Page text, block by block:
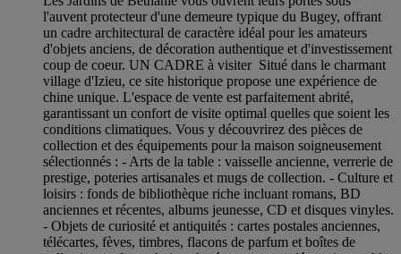
l'auvent protecteur d'une demeure typique du Bugey, offrant
un cadre architectural de caractère idéal pour les amateurs
d'objets anciens, de décoration authentique et d'investissement
coup de coeur. UN CADRE à visiter Situé dans le charmant
village d'Izieu, ce site historique propose une expérience de
chine unique. L'espace de vente est parfaitement abrité,
garantissant un confort de visite optimal quelles que soient les
conditions climatiques. Vous y découvrirez des pièces de
collection et des équipements pour la maison soigneusement
sélectionnés : - Arts de la table : vaisselle ancienne, verrerie de
prestige, poteries artisanales et mugs de collection. - Culture et
loisirs : fonds de bibliothèque riche incluant romans, BD
anciennes et récentes, albums jeunesse, CD et disques vinyles.
- Objets de curiosité et antiquités : cartes postales anciennes,
télécartes, fèves, timbres, flacons de parfum et boîtes de